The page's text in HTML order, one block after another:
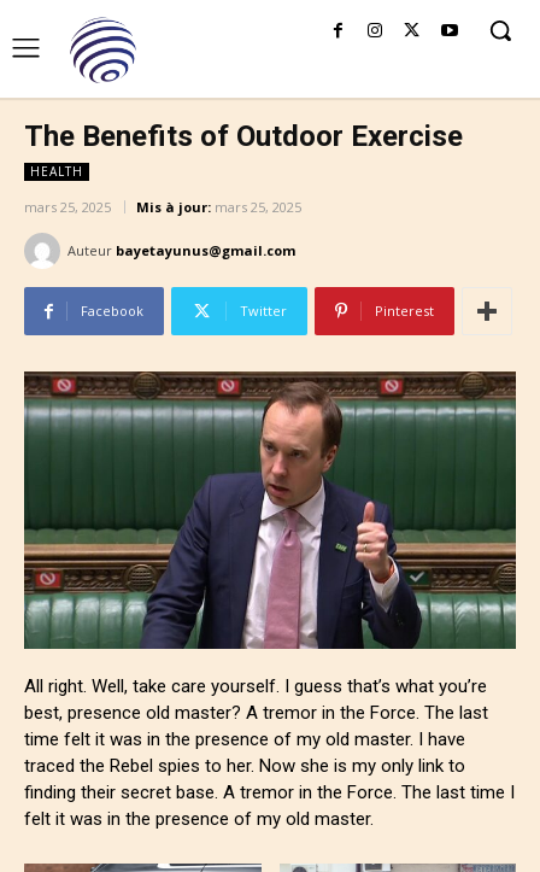
The Benefits of Outdoor Exercise
HEALTH
mars 25, 2025 Mis à jour: mars 25, 2025
Auteur bayetayunus@gmail.com
Facebook Twitter Pinterest
All right. Well, take care yourself. I guess that’s what you’re
best, presence old master? A tremor in the Force. The last
time felt it was in the presence of my old master. I have
traced the Rebel spies to her. Now she is my only link to
finding their secret base. A tremor in the Force. The last time I
felt it was in the presence of my old master.